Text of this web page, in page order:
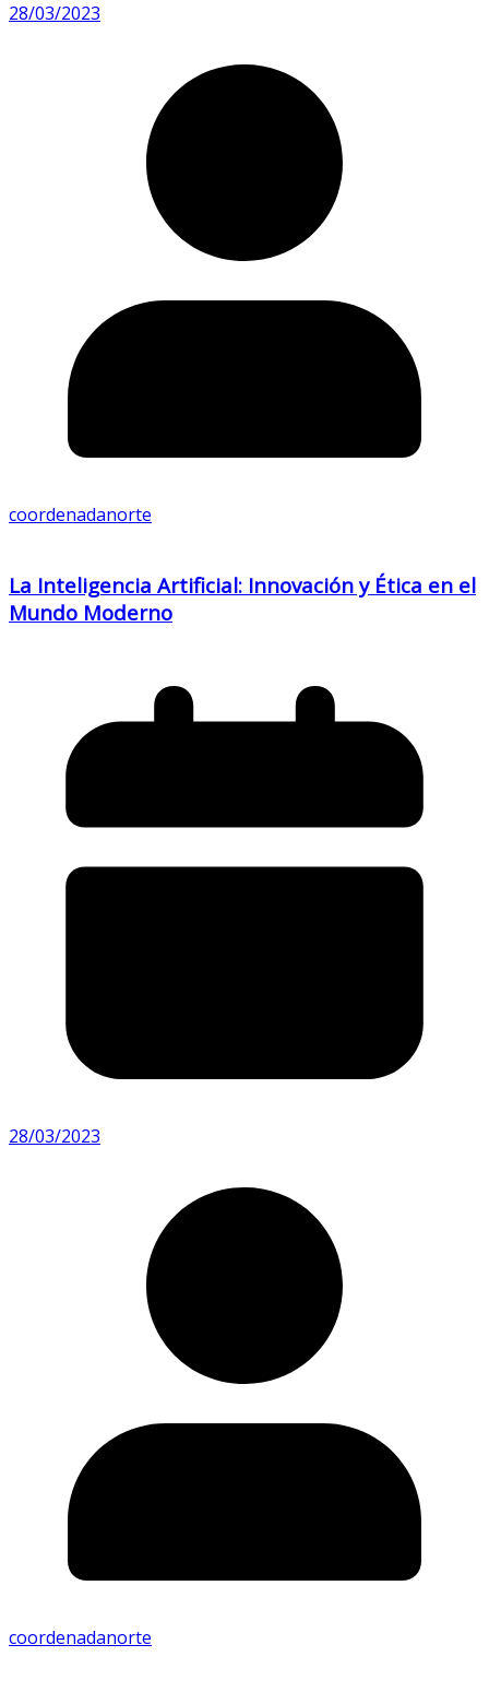
28/03/2023
coordenadanorte
La Inteligencia Artificial: Innovación y Ética en el
Mundo Moderno
28/03/2023
coordenadanorte